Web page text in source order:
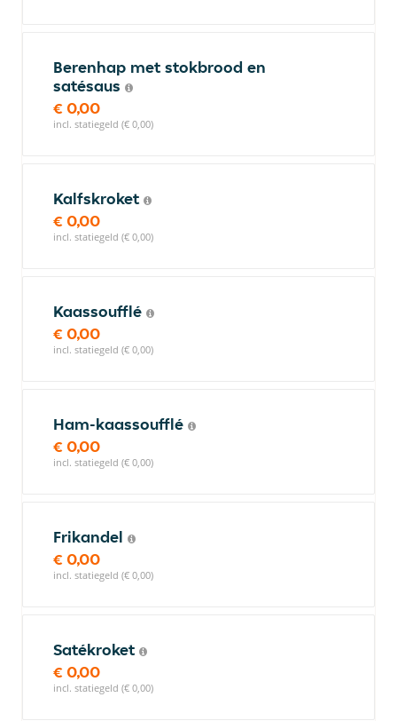
Berenhap met stokbrood en
satésaus
€ 0,00
incl. statiegeld (€ 0,00)
Kalfskroket
€ 0,00
incl. statiegeld (€ 0,00)
Kaassoufflé
€ 0,00
incl. statiegeld (€ 0,00)
Ham-kaassoufflé
€ 0,00
incl. statiegeld (€ 0,00)
Frikandel
€ 0,00
incl. statiegeld (€ 0,00)
Satékroket
€ 0,00
incl. statiegeld (€ 0,00)